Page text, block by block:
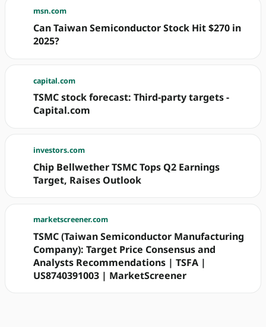
msn.com
Can Taiwan Semiconductor Stock Hit $270 in
2025?
capital.com
TSMC stock forecast: Third-party targets -
Capital.com
investors.com
Chip Bellwether TSMC Tops Q2 Earnings
Target, Raises Outlook
marketscreener.com
TSMC (Taiwan Semiconductor Manufacturing
Company): Target Price Consensus and
Analysts Recommendations | TSFA |
US8740391003 | MarketScreener